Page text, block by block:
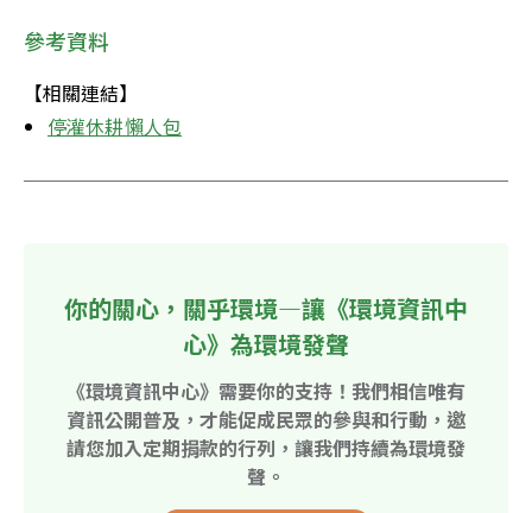
參考資料
【相關連結】
停灌休耕懶人包
你的關心，關乎環境—讓《環境資訊中
心》為環境發聲
《環境資訊中心》需要你的支持！我們相信唯有
資訊公開普及，才能促成民眾的參與和行動，邀
請您加入定期捐款的行列，讓我們持續為環境發
聲。